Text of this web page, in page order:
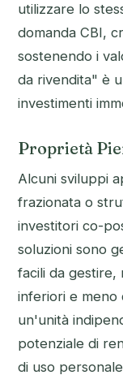
utilizzare lo
domanda CBI,
sostenendo i
da rivendita" è
investimenti
Proprietà
Alcuni sviluppi
frazionata o
investitori co-
soluzioni sono
facili da gestire,
inferiori e meno
un'unità
potenziale di
di uso